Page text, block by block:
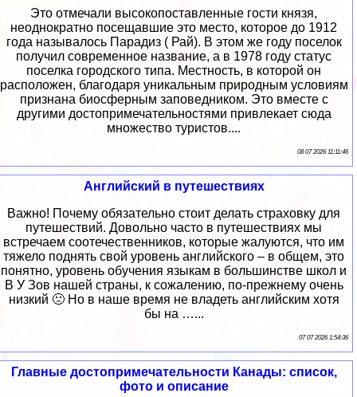
Это отмечали высокопоставленные гости князя,
неоднократно посещавшие это место, которое до 1912
года называлось Парадиз ( Рай). В этом же году поселок
получил современное название, а в 1978 году статус
поселка городского типа. Местность, в которой он
расположен, благодаря уникальным природным условиям
признана биосферным заповедником. Это вместе с
другими достопримечательностями привлекает сюда
множество туристов....
08 07 2026 11:11:46
Английский в путешествиях
Важно! Почему обязательно стоит делать страховку для
путешествий. Довольно часто в путешествиях мы
встречаем соотечественников, которые жалуются, что им
тяжело поднять свой уровень английского – в общем, это
понятно, уровень обучения языкам в большинстве школ и
В У Зов нашей страны, к сожалению, по-прежнему очень
низкий 🙁 Но в наше время не владеть английским хотя
бы на …...
07 07 2026 1:54:36
Главные достопримечательности Канады: список,
фото и описание